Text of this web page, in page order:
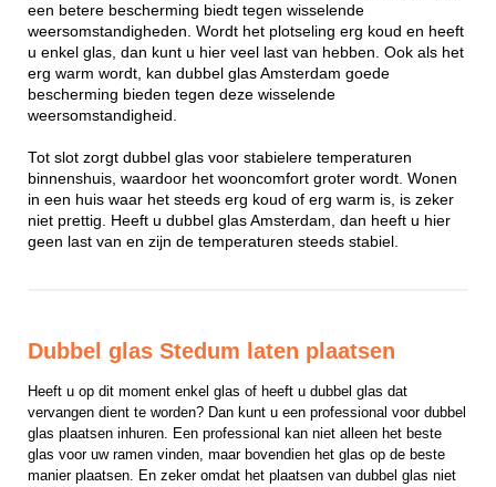
een betere bescherming biedt tegen wisselende
weersomstandigheden. Wordt het plotseling erg koud en heeft
u enkel glas, dan kunt u hier veel last van hebben. Ook als het
erg warm wordt, kan dubbel glas Amsterdam goede
bescherming bieden tegen deze wisselende
weersomstandigheid.
Tot slot zorgt dubbel glas voor stabielere temperaturen
binnenshuis, waardoor het wooncomfort groter wordt. Wonen
in een huis waar het steeds erg koud of erg warm is, is zeker
niet prettig. Heeft u dubbel glas Amsterdam, dan heeft u hier
geen last van en zijn de temperaturen steeds stabiel.
Dubbel glas Stedum laten plaatsen
Heeft u op dit moment enkel glas of heeft u dubbel glas dat
vervangen dient te worden? Dan kunt u een professional voor dubbel
glas plaatsen inhuren. Een professional kan niet alleen het beste
glas voor uw ramen vinden, maar bovendien het glas op de beste
manier plaatsen. En zeker omdat het plaatsen van dubbel glas niet